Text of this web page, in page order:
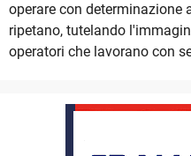
operare con determinazione
ripetano, tutelando
operatori che lavorano con